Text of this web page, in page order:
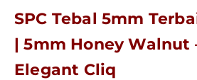
SPC Tebal 5mm
| 5mm Honey Walnut
Elegant Cliq